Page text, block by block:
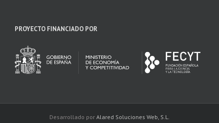
PROYECTO FINANCIADO POR
Desarrollado por Alared Soluciones Web, S.L.